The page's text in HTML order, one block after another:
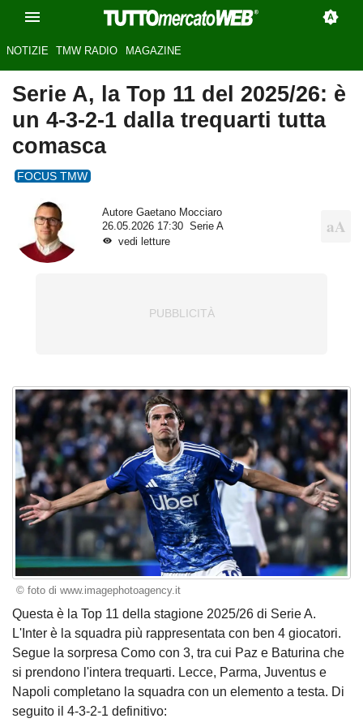
NOTIZIE TMW RADIO MAGAZINE
Serie A, la Top 11 del 2025/26: è
un 4-3-2-1 dalla trequarti tutta
comasca
FOCUS TMW
Autore Gaetano Mocciaro
26.05.2026 17:30
Serie A
vedi letture
© foto di www.imagephotoagency.it
Questa è la Top 11 della stagione 2025/26 di Serie A.
L'Inter è la squadra più rappresentata con ben 4 giocatori.
Segue la sorpresa Como con 3, tra cui Paz e Baturina che
si prendono l'intera trequarti. Lecce, Parma, Juventus e
Napoli completano la squadra con un elemento a testa. Di
seguito il 4-3-2-1 definitivo: